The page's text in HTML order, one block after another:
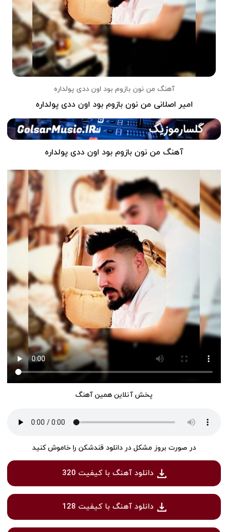
آهنگ من نون بازوم بود اون ددی پولداره
امیر اصلانی من نون بازوم بود اون ددی پولداره
آهنگ من نون بازوم بود اون ددی پولداره
پخش آنلاین همین آهنگ
در صورت بروز مشکل در دانلود قندشکن را خاموش کنید
دانلود آهنگ با کیفیت 320
دانلود آهنگ با کیفیت 128